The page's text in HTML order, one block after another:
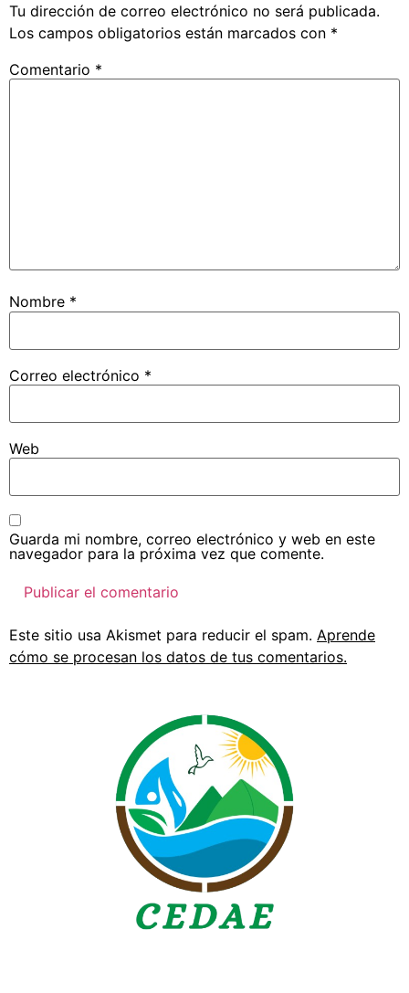
Tu dirección de correo electrónico no será publicada.
Los campos obligatorios están marcados con *
Comentario *
Nombre *
Correo electrónico *
Web
Guarda mi nombre, correo electrónico y web en este
navegador para la próxima vez que comente.
Este sitio usa Akismet para reducir el spam. Aprende
cómo se procesan los datos de tus comentarios.